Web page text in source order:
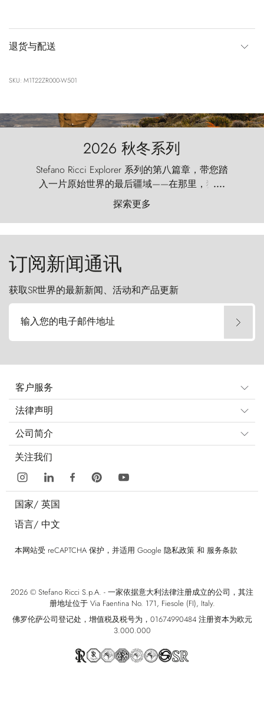
退货与配送
SKU: M1T22ZR000-W501
2026 秋冬系列
Stefano Ricci Explorer 系列的第八篇章，带您踏
入一片原始世界的最后疆域——在那里，狂风
以远古的怒号雕琢着自然，而百内塔（Torres
del Paine）则宛如石砌的哨兵，傲然向苍穹发
起挑战。
....
探索更多
订阅新闻通讯
获取SR世界的最新新闻、活动和产品更新
输入您的电子邮件地址
客户服务
法律声明
公司简介
关注我们
国家/ 英国
语言/ 中文
本网站受 reCAPTCHA 保护，并适用 Google 隐私政策 和 服务条款
2026 © Stefano Ricci S.p.A. - 一家依据意大利法律注册成立的公司，其注
册地址位于 Via Faentina No. 171, Fiesole (FI), Italy.
佛罗伦萨公司登记处，增值税及税号为，01674990484 注册资本为欧元
3.000.000